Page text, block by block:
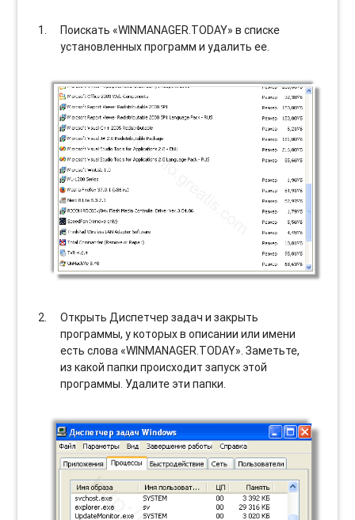
Поискать «WINMANAGER.TODAY» в списке
установленных программ и удалить ее.
Открыть Диспетчер задач и закрыть
программы, у которых в описании или имени
есть слова «WINMANAGER.TODAY». Заметьте,
из какой папки происходит запуск этой
программы. Удалите эти папки.